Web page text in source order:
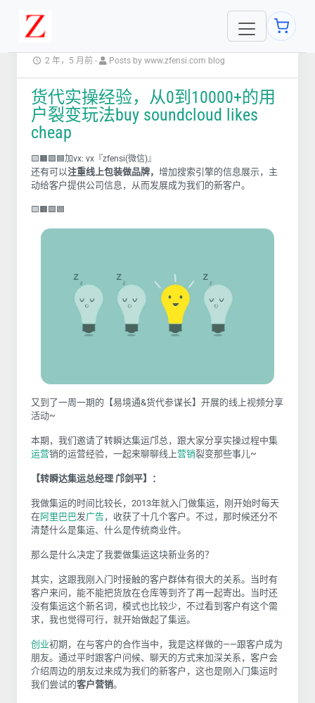
2 年，5 月前 - Posts by www.zfensi.com blog
货代实操经验，从0到10000+的用
户裂变玩法buy soundcloud likes
cheap
🟨🟧🟩🟦加vx: vx『zfensi(微信)』
还有可以注重线上包装做品牌， 增加搜索引擎的信息展示，主
动给客户提供公司信息，从而发展成为我们的新客户。
🟨🟧🟩🟦
又到了一周一期的【易境通&货代参谋长】开展的线上视频分享
活动~
本期，我们邀请了转瞬达集运邝总，跟大家分享实操过程中集
运营销的运营经验，一起来聊聊线上营销裂变那些事儿~
【转瞬达集运总经理 邝剑平】：
我做集运的时间比较长，2013年就入门做集运，刚开始时每天
在阿里巴巴发广告，收获了十几个客户。不过，那时候还分不
清楚什么是集运、什么是传统商业件。
那么是什么决定了我要做集运这块新业务的？
其实，这跟我刚入门时接触的客户群体有很大的关系。当时有
客户来问，能不能把货放在仓库等到齐了再一起寄出。当时还
没有集运这个新名词，模式也比较少，不过看到客户有这个需
求，我也觉得可行，就开始做起了集运。
创业初期，在与客户的合作当中，我是这样做的——跟客户成为
朋友。通过平时跟客户问候、聊天的方式来加深关系，客户会
介绍周边的朋友过来成为我们的新客户，这也是刚入门集运时
我们尝试的客户营销。